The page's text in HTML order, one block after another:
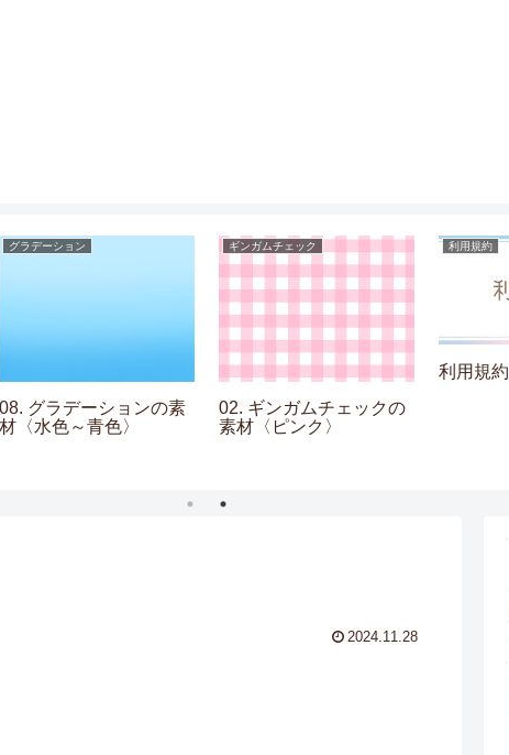
グラデーション
08. グラデーションの素
材〈水色～青色〉
ギンガムチェック
02. ギンガムチェックの
素材〈ピンク〉
利用規約
利用規約
2024.11.28